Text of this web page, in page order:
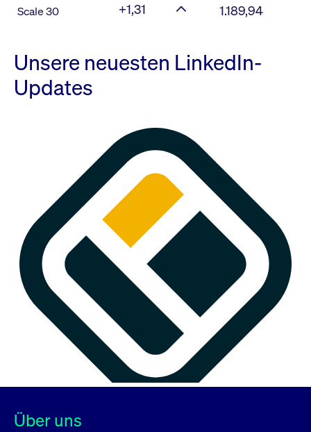
Scale 30 +1,31 1.189,94
Unsere neuesten LinkedIn-
Updates
Über uns